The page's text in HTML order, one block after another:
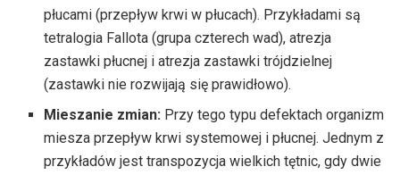
płucami (przepływ krwi w płucach). Przykładami są
tetralogia Fallota (grupa czterech wad), atrezja
zastawki płucnej i atrezja zastawki trójdzielnej
(zastawki nie rozwijają się prawidłowo).
Mieszanie zmian: Przy tego typu defektach organizm
miesza przepływ krwi systemowej i płucnej. Jednym z
przykładów jest transpozycja wielkich tętnic, gdy dwie